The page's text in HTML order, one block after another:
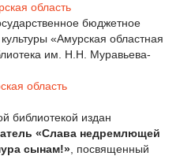
область
бюджетное
«Амурская областная
им. Н.Н. Муравьева-
область
библиотекой издан
«Слава недремлющей
сынам!» , посвященный